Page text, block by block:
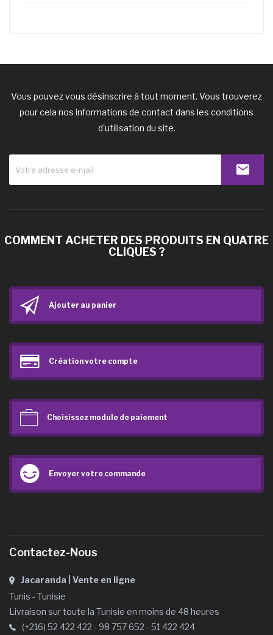
Vous pouvez vous désinscrire à tout moment. Vous trouverez
pour cela nos informations de contact dans les conditions
d'utilisation du site.
COMMENT ACHETER DES PRODUITS EN QUATRE
CLIQUES ?
Ajouter au panier
Création votre compte
Choisissez module de paiement
Envoyer votre commande
Contactez-Nous
Jacaranda | Vente en ligne
Tunis - Tunisie
Livraison sur toute la Tunisie en moins de 48 heures
(+216) 52 422 422 - 98 757 652 - 51 422 424